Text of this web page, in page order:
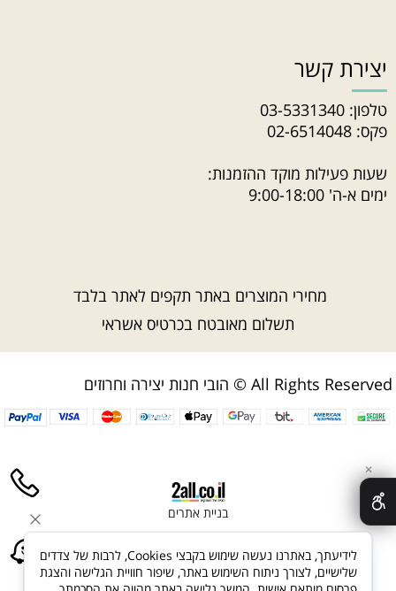
יצירת קשר
טלפון: 03-5331340
פקס: 02-6514048
שעות פעילות מוקד ההזמנות:
ימים א-ה' 9:00-18:00
מחירי המוצרים באתר תקפים לאתר בלבד
תשלום מאובטח בכרטיס אשראי
הובי חנות יצירה וחרוזים © All Rights Reserved
בניית אתרים
✕
לידיעתך, באתרנו נעשה שימוש בקבצי Cookies, לרבות של צדדים
שלישיים, לצורך ניתוח השימוש באתר, שיפור חוויית הגלישה והצגת